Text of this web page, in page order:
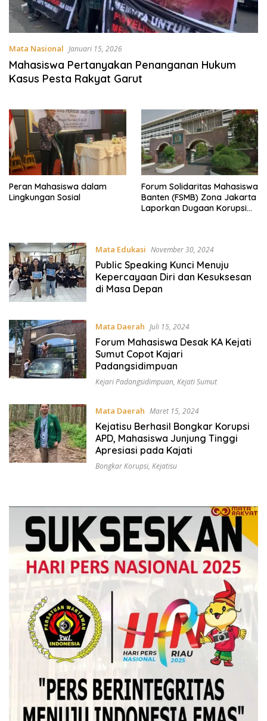
Mata Nasional Januari 15, 2026
Mahasiswa Pertanyakan Penanganan Hukum
Kasus Pesta Rakyat Garut
Peran Mahasiswa dalam
Lingkungan Sosial
Forum Solidaritas Mahasiswa
Banten (FSMB) Zona Jakarta
Laporkan Dugaan Korupsi
Mata Edukasi November 30, 2024
Public Speaking Kunci Menuju
Kepercayaan Diri dan Kesuksesan
di Masa Depan
Mata Daerah Juli 15, 2024
Forum Mahasiswa Desak KA Kejati
Sumut Copot Kajari
Padangsidimpuan
Kejari Padangsidimpuan, Kejati Sumut
Mata Daerah Maret 15, 2024
Kejatisu Berhasil Bongkar Korupsi
APD, Mahasiswa Junjung Tinggi
Apresiasi pada Kajati
Bongkar Korupsi, Kejatisu